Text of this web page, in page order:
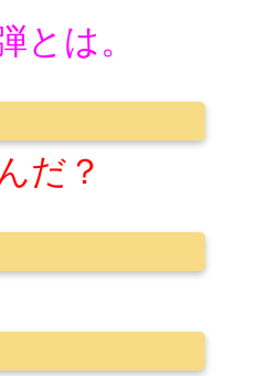
とは。
だ？